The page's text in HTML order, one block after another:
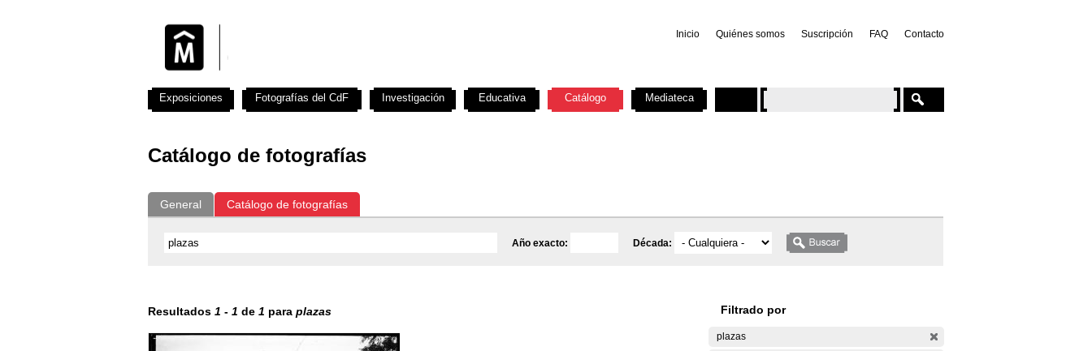
Inicio Quiénes somos Suscripción FAQ Contacto
Catálogo de fotografías
General Catálogo de fotografías
Año exacto: Década:
Resultados 1 - 1 de 1 para plazas Filtrado por
plazas
Exposiciones Fotografías del CdF Investigación Educativa Catálogo Mediateca